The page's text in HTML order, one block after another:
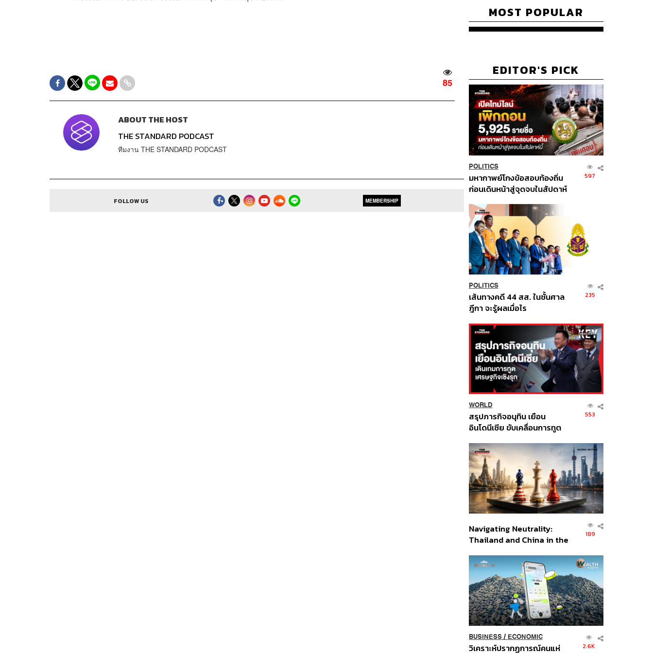
85
ABOUT THE HOST
THE STANDARD PODCAST
ทีมงาน THE STANDARD PODCAST
FOLLOW US MEMBERSHIP
MOST POPULAR
EDITOR'S PICK
POLITICS
มหากาพย์โกงข้อสอบท้องถิ่น
ก่อนเดินหน้าสู่จุดจบในสัปดาห์
597
POLITICS
เส้นทางคดี 44 สส. ในชั้นศาล
ฎีกา จะรู้ผลเมื่อไร
235
WORLD
สรุปภารกิจอนุทิน เยือน
อินโดนีเซีย ขับเคลื่อนการทูต
ส่วนยุทธศาสตร์ไทย –
อินโดนีเซีย
553
Navigating Neutrality:
Thailand and China in the
Order
189
BUSINESS/ ECONOMIC
วิเคราะห์ปรากฏการณ์คนแห่ 2.6K